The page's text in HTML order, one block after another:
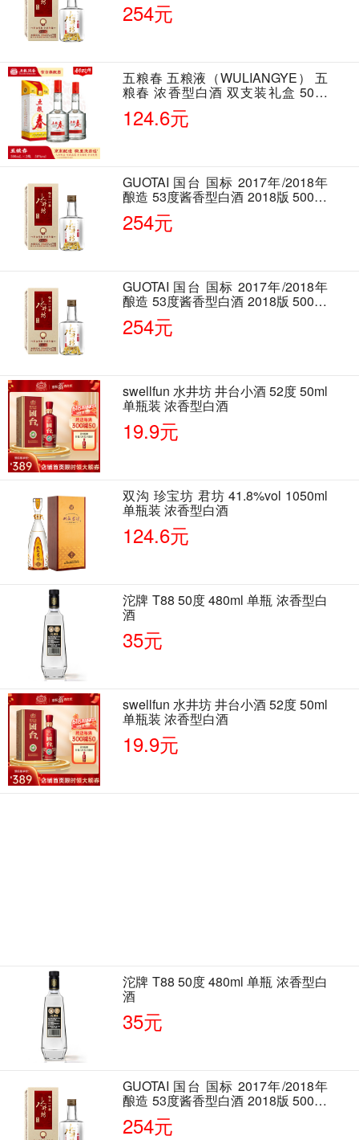
254元
五粮春 五粮液（WULIANGYE） 五
粮春 浓香型白酒 双支装礼盒 50度
500ml*2瓶 含酒具
124.6元
GUOTAI 国台 国标 2017年/2018年
酿造 53度酱香型白酒 2018版 500ml
单瓶装
254元
GUOTAI 国台 国标 2017年/2018年
酿造 53度酱香型白酒 2018版 500ml
单瓶装
254元
swellfun 水井坊 井台小酒 52度 50ml
单瓶装 浓香型白酒
19.9元
双沟 珍宝坊 君坊 41.8%vol 1050ml
单瓶装 浓香型白酒
124.6元
沱牌 T88 50度 480ml 单瓶 浓香型白
酒
35元
swellfun 水井坊 井台小酒 52度 50ml
单瓶装 浓香型白酒
19.9元
沱牌 T88 50度 480ml 单瓶 浓香型白
酒
35元
GUOTAI 国台 国标 2017年/2018年
酿造 53度酱香型白酒 2018版 500ml
单瓶装
254元